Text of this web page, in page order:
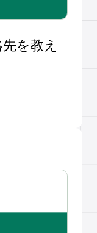
を教え